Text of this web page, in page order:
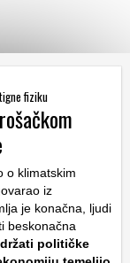
fiziku
o klimatskim
iz
je konačna, ljudi
beskonačna
političke